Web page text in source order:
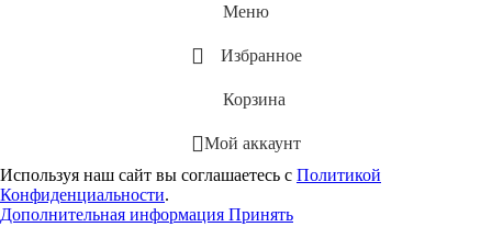
Меню
Избранное
Корзина
Мой аккаунт
Используя наш сайт вы соглашаетесь с Политикой
Конфиденциальности.
Дополнительная информация Принять